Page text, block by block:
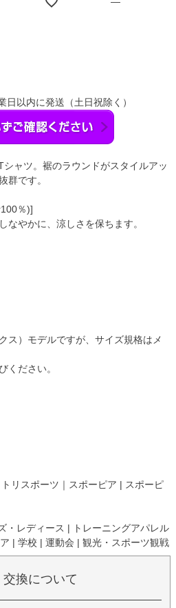
日以内に発送（土日祝除く）
ャツ。裾のラウンドがスタイルアッ
群です。
％)]
なやかに、涼しさを保ちます。
ス）モデルですが、サイズ規格はメ
ください。
リスポーツ｜スポーピア | スポーピ
・レディース | トレーニングアパレル
| 学校 | 運動会 | 観光・スポーツ観戦
交換について